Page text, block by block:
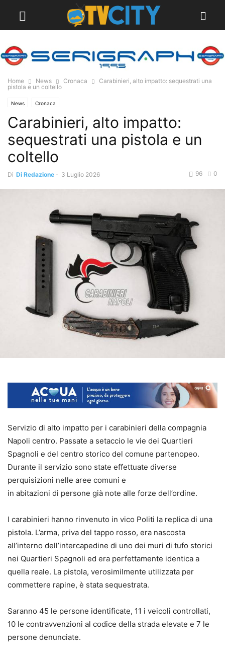
Home News Cronaca
Carabinieri, alto impatto: sequestrati una
pistola e un coltello
News Cronaca
Carabinieri, alto impatto:
sequestrati una pistola e un
coltello
Di Di Redazione - 3 Luglio 2026 0
96
Servizio di alto impatto per i carabinieri della compagnia
Napoli centro. Passate a setaccio le vie dei Quartieri
Spagnoli e del centro storico del comune partenopeo.
Durante il servizio sono state effettuate diverse
perquisizioni nelle aree comuni e
in abitazioni di persone già note alle forze dell’ordine.
I carabinieri hanno rinvenuto in vico Politi la replica di una
pistola. L’arma, priva del tappo rosso, era nascosta
all’interno dell’intercapedine di uno dei muri di tufo storici
nei Quartieri Spagnoli ed era perfettamente identica a
quella reale. La pistola, verosimilmente utilizzata per
commettere rapine, è stata sequestrata.
Saranno 45 le persone identificate, 11 i veicoli controllati,
10 le contravvenzioni al codice della strada elevate e 7 le
persone denunciate.